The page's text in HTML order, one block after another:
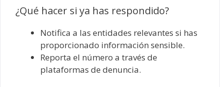
¿Qué hacer si ya has respondido?
Notifica a las entidades relevantes si has
proporcionado información sensible.
Reporta el número a través de
plataformas de denuncia.